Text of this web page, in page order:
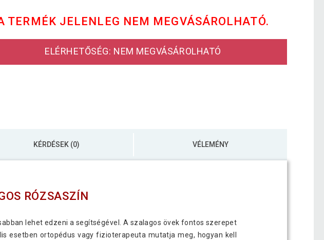
Gorilla Sports Kineziológiai tapasz 2,5 cm x5 cm rózsaszín 3 190 Ft
TERMÉK JELENLEG NEM MEGVÁSÁROLHATÓ.
ELÉRHETŐSÉG: NEM MEGVÁSÁROLHATÓ
KÉRDÉSEK (0) VÉLEMÉNY
RÓZSASZÍN
lehet edzeni a segítségével. A szalagos övek fontos szerepet
esetben ortopédus vagy fizioterapeuta mutatja meg, hogyan kell